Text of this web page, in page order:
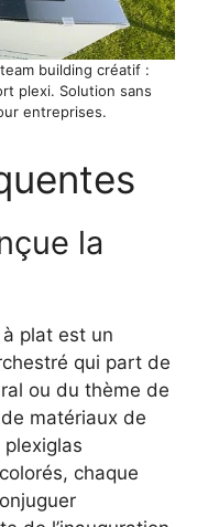
building créatif :
plexi. Solution sans
entreprises.
la
à plat est un
qui part de
ou du thème de
matériaux de
chaque